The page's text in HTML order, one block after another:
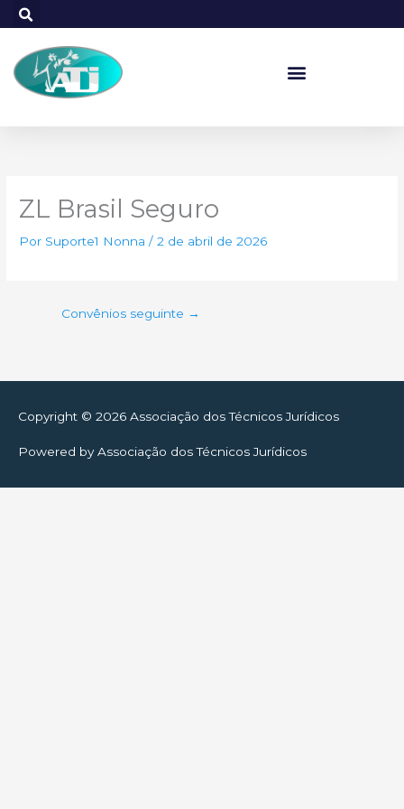
para
conteúdo
ZL Brasil Seguro
Por Suporte1 Nonna/2 de abril de 2026
Convênios seguinte →
Copyright © 2026 Associação dos Técnicos Jurídicos
Powered byAssociação dos Técnicos Jurídicos